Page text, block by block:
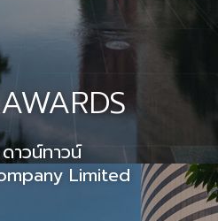
าวน์ทาวน์
Limited